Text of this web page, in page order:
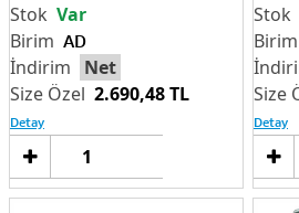
ÇANTALI
AD
Net
2.690,48 TL
Var
Detay
Sepete
Detay